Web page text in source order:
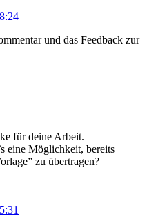
und das Feedback zur
für deine Arbeit.
eine Möglichkeit, bereits
zu übertragen?